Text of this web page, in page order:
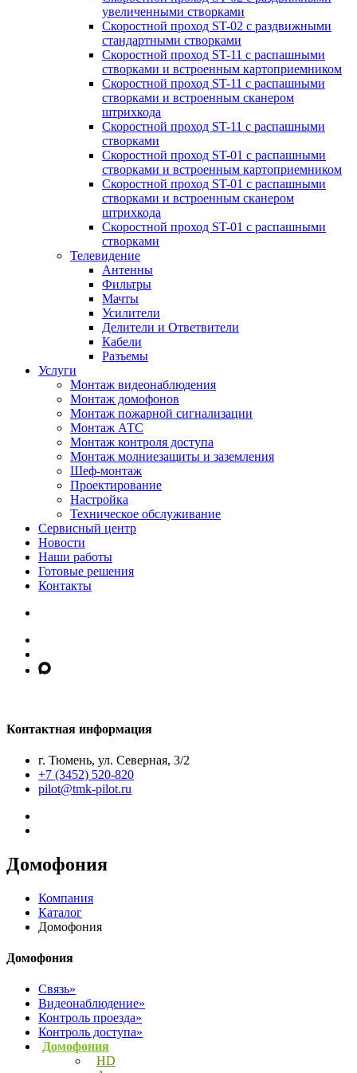
увеличенными створками
Скоростной проход ST-02 с раздвижными
стандартными створками
Скоростной проход ST-11 с распашными
створками и встроенным картоприемником
Скоростной проход ST-11 с распашными
створками и встроенным сканером
штрихкода
Скоростной проход ST-11 с распашными
створками
Скоростной проход ST-01 с распашными
створками и встроенным картоприемником
Скоростной проход ST-01 с распашными
створками и встроенным сканером
штрихкода
Скоростной проход ST-01 с распашными
створками
Телевидение
Антенны
Фильтры
Мачты
Усилители
Делители и Ответвители
Кабели
Разъемы
Услуги
Монтаж видеонаблюдения
Монтаж домофонов
Монтаж пожарной сигнализации
Монтаж АТС
Монтаж контроля доступа
Монтаж молниезащиты и заземления
Шеф-монтаж
Проектирование
Настройка
Техническое обслуживание
Сервисный центр
Новости
Наши работы
Готовые решения
Контакты
Контактная информация
г. Тюмень, ул. Северная, 3/2
+7 (3452) 520-820
pilot@tmk-pilot.ru
Домофония
Компания
Каталог
Домофония
Домофония
Связь»
Видеонаблюдение»
Контроль проезда»
Контроль доступа»
Домофония
HD